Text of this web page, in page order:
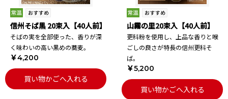
信州そば黒 20束入【40人前】
そばの実を全部使った、香りが深
く味わいの高い黒めの蕎麦。
￥4,200
買い物かごへ入れる
山霧の里20束入【40人前】
更科粉を使用し、上品な香りと喉
ごしの良さが特長の信州更科そ
ば。
￥5,200
買い物かごへ入れる